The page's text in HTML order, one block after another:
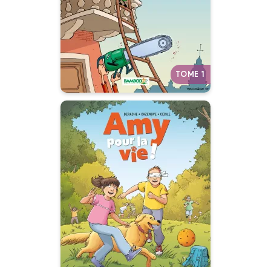
TOME 1
Date de parution :
03/02/2010
Autres tomes
Amy pour la vie
Tome 03
Date de parution :
28/02/2024
Une histoire d’amitié… les yeux
fermés.
Autres tomes